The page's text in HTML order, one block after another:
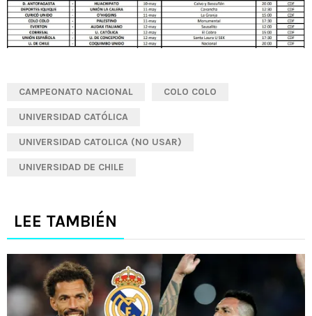
CAMPEONATO NACIONAL COLO COLO
UNIVERSIDAD CATÓLICA
UNIVERSIDAD CATOLICA (NO USAR)
UNIVERSIDAD DE CHILE
LEE TAMBIÉN